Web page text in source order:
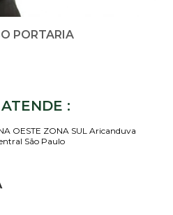
PORTARIA
:
OESTE ZONA SUL Aricanduva
São Paulo